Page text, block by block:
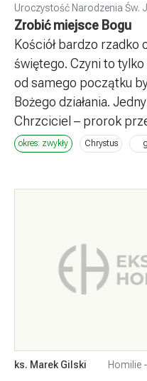
Uroczystość Narodzenia Św.
Zrobić miejsce Bogu
Kościół bardzo rzadko
świętego. Czyni to
od samego początku
Bożego działania.
Chrzciciel – prorok
okres: zwykły Chrystus
ks. Marek Gilski
Homilie